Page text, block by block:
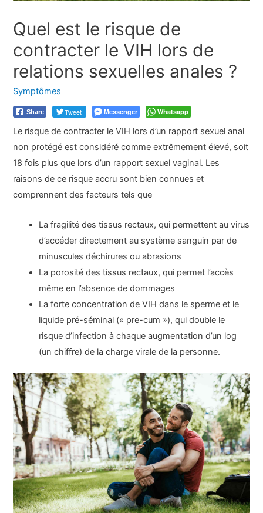
Quel est le risque de
contracter le VIH lors de
relations sexuelles anales ?
Symptômes
Share Tweet Messenger Whatsapp
Le risque de contracter le VIH lors d’un rapport sexuel anal
non protégé est considéré comme extrêmement élevé, soit
18 fois plus que lors d’un rapport sexuel vaginal. Les
raisons de ce risque accru sont bien connues et
comprennent des facteurs tels que
La fragilité des tissus rectaux, qui permettent au virus
d’accéder directement au système sanguin par de
minuscules déchirures ou abrasions
La porosité des tissus rectaux, qui permet l’accès
même en l’absence de dommages
La forte concentration de VIH dans le sperme et le
liquide pré-séminal (« pre-cum »), qui double le
risque d’infection à chaque augmentation d’un log
(un chiffre) de la charge virale de la personne.